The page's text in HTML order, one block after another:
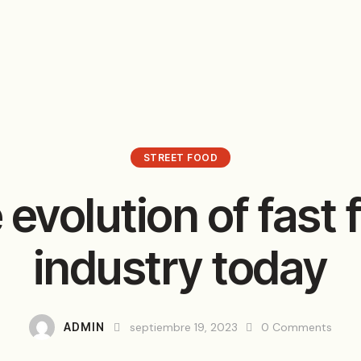
STREET FOOD
evolution of fast
industry today
ADMIN septiembre 19, 2023 0 Comments